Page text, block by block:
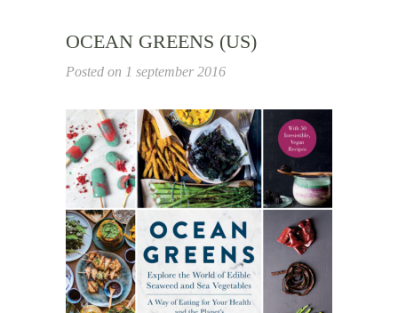
OCEAN GREENS (US)
Posted on 1 september 2016